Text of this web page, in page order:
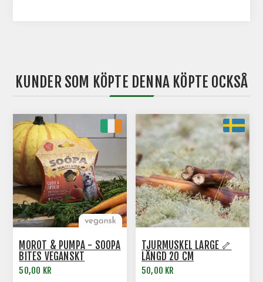
KUNDER SOM KÖPTE DENNA KÖPTE OCKSÅ
MOROT & PUMPA - SOOPA
BITES VEGANSKT
HUNDGODIS
50,00 KR
TJURMUSKEL LARGE 🦴
LÄNGD 20 CM
50,00 KR